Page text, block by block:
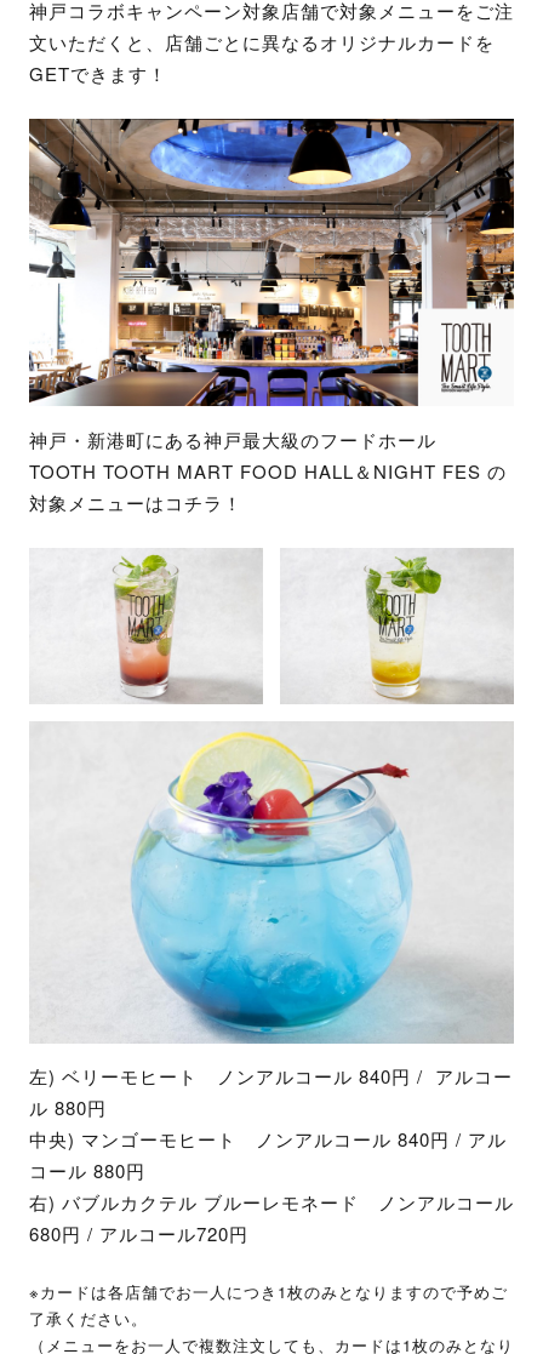
神戸コラボキャンペーン対象店舗で対象メニューをご注
文いただくと、店舗ごとに異なるオリジナルカードを
GETできます！
神戸・新港町にある神戸最大級のフードホール
TOOTH TOOTH MART FOOD HALL＆NIGHT FES の
対象メニューはコチラ！
左) ベリーモヒート ノンアルコール 840円 / アルコー
ル 880円
中央) マンゴーモヒート ノンアルコール 840円 / アル
コール 880円
右) バブルカクテル ブルーレモネード ノンアルコール
680円 / アルコール720円
※カードは各店舗でお一人につき1枚のみとなりますので予めご
了承ください。
（メニューをお一人で複数注文しても、カードは1枚のみとなり